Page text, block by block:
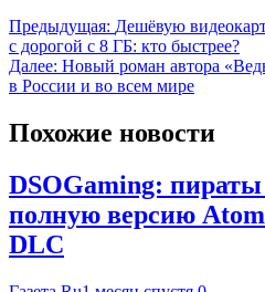
Предыдущая: Дешёвую
с дорогой с 8 ГБ: кто быстрее?
Далее: Новый роман автора
в России и во всем мире
Похожие новости
DSOGaming:
полную версию
DLC